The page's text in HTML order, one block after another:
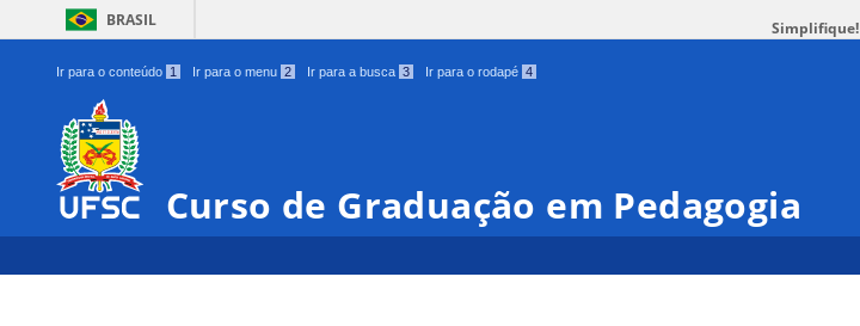
BRASIL Simplifique!
Ir para o conteúdo 1 Ir para o menu 2 Ir para a busca 3 Ir para o rodapé 4
Curso de Graduação em Pedagogia